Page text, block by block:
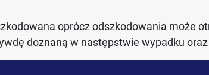
oprócz odszkodowania może
doznaną w następstwie wypadku